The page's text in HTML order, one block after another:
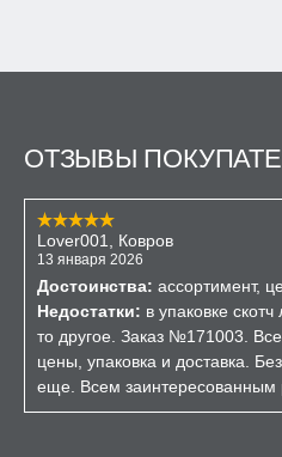
ОТЗЫВЫ
Lover001, Ковров
13 января 2026
Достоинства: ассортимент,
Недостатки: в упаковке
то другое. Заказ №171003.
цены, упаковка и доставка.
еще. Всем заинтересованным